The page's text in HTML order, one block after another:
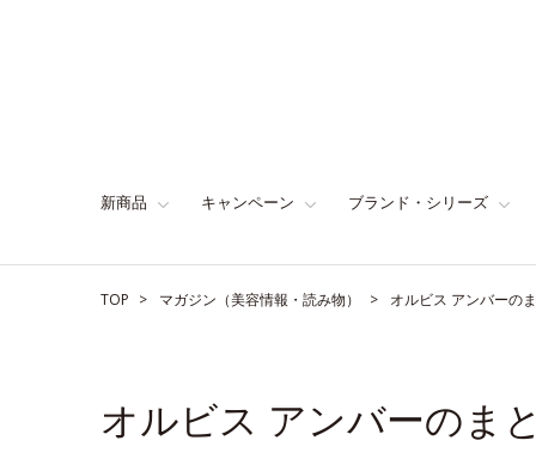
新商品 キャンペーン ブランド・シリーズ
TOP マガジン（美容情報・読み物） オルビス アンバーの
オルビス アンバーのま